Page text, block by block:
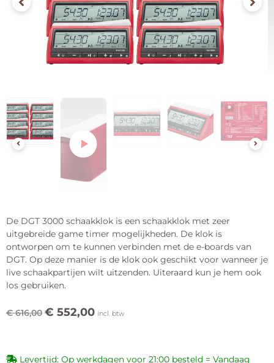
De DGT 3000 schaakklok is een schaakklok met zeer
uitgebreide game timer mogelijkheden. De klok is
ontworpen om te kunnen verbinden met de e-boards van
DGT. Op deze manier is de klok ook geschikt voor wanneer je
live schaakpartijen wilt uitzenden. Uiteraard kun je hem ook
los gebruiken.
€616,00 € 552,00 incl. btw
Levertijd: Op werkdagen voor 21:00 besteld = Vandaag